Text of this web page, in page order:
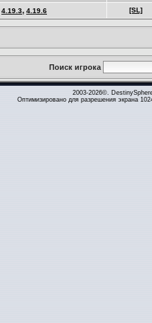
4.19.3, 4.19.6 [SL]
Поиск игрока
2003-2026©.
Оптимизировано для разрешения экрана